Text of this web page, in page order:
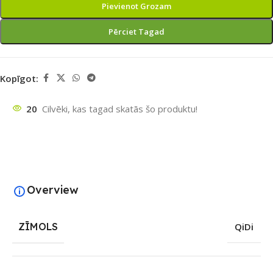
Pievienot Grozam
Pērciet Tagad
Kopīgot:
20 Cilvēki, kas tagad skatās šo produktu!
Overview
ZĪMOLS QiDi